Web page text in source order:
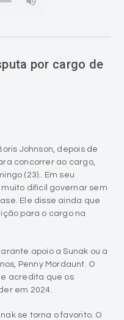
por cargo de
Johnson, depois de
concorrer ao cargo,
(23).. Em seu
difícil governar sem
Ele disse ainda que
para o cargo na
apoio a Sunak ou a
Penny Mordaunt. O
acredita que os
em 2024.
se torna o favorito. O